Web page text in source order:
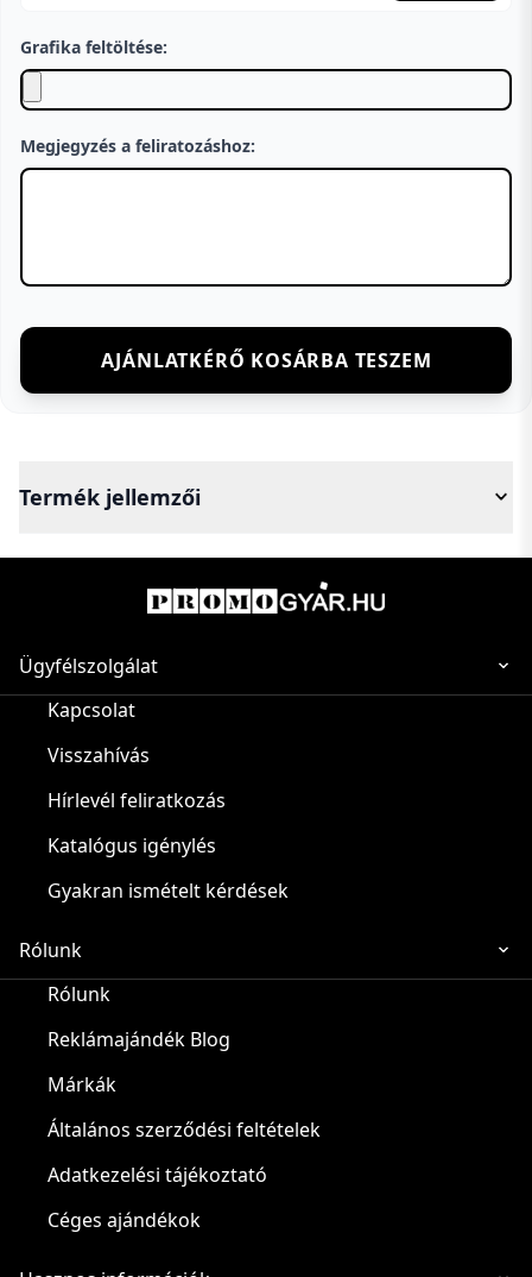
Grafika feltöltése:
Megjegyzés a feliratozáshoz:
AJÁNLATKÉRŐ KOSÁRBA TESZEM
Termék jellemzői
Ügyfélszolgálat
Kapcsolat
Visszahívás
Hírlevél feliratkozás
Katalógus igénylés
Gyakran ismételt kérdések
Rólunk
Rólunk
Reklámajándék Blog
Márkák
Általános szerződési feltételek
Adatkezelési tájékoztató
Céges ajándékok